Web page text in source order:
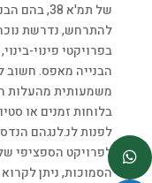
של תמ'א
להתרחש, נדרשת
בפרויקטי פינוי-
הבנייה מאפס. חשוב
משמעותית מהעלות
בלוחות זמנים או
לפנות לנ.לנגהם
לפרויקט הספציפי
הסמוכות, ניתן